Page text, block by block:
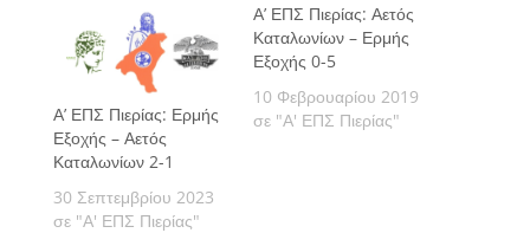
Α’ ΕΠΣ Πιερίας: Ερμής
Εξοχής – Αετός
Καταλωνίων 2-1
30 Σεπτεμβρίου 2023
σε "Α' ΕΠΣ Πιερίας"
Α’ ΕΠΣ Πιερίας: Αετός
Καταλωνίων – Ερμής
Εξοχής 0-5
10 Φεβρουαρίου 2019
σε "Α' ΕΠΣ Πιερίας"